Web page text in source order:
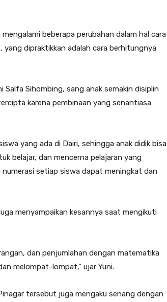
beberapa perubahan dalam hal cara
yang dipraktikkan adalah cara berhitungnya
Salfa Sihombing, sang anak semakin disiplin
karena pembinaan yang senantiasa
yang ada di Dairi, sehingga anak didik bisa
belajar, dan mencerna pelajaran yang
numerasi setiap siswa dapat meningkat dan
menyampaikan kesannya saat mengikuti
dan penjumlahan dengan matematika
melompat-lompat,” ujar Yuni.
tersebut juga mengaku senang dengan